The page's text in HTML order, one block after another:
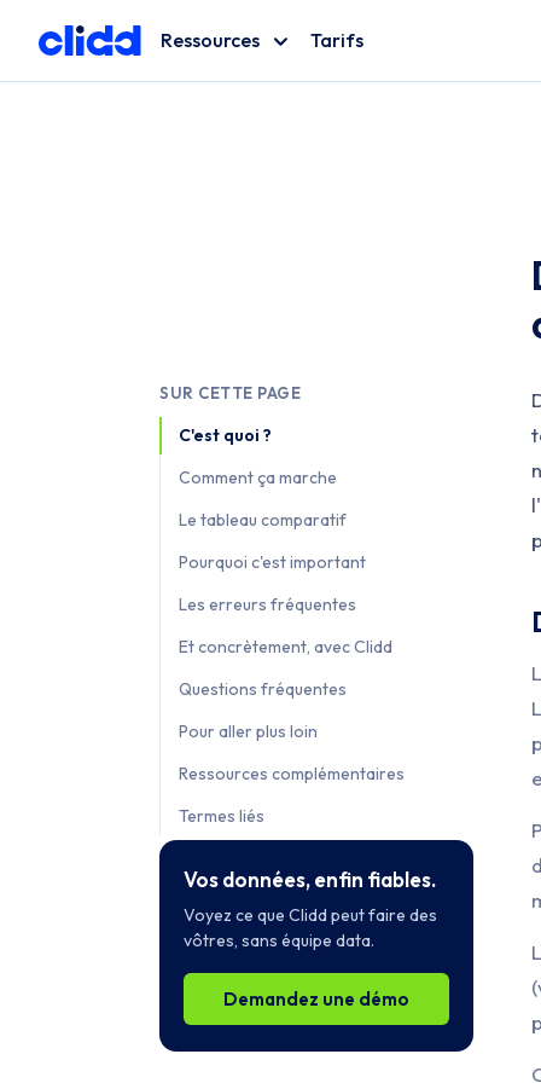
Ressources Tarifs
SUR CETTE PAGE
C'est quoi ?
Comment ça marche
Le tableau comparatif
Pourquoi c'est important
Les erreurs fréquentes
Et concrètement, avec Clidd
Questions fréquentes
Pour aller plus loin
Ressources complémentaires
Termes liés
Vos données, enfin fiables.
Voyez ce que Clidd peut faire des
vôtres, sans équipe data.
Demandez une démo